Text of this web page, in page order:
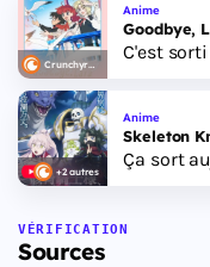
Crunchyroll
Anime
Goodbye,
C'est
+2 autres
Anime
Skeleton
Ça sort
VÉRIFICATION
Sources